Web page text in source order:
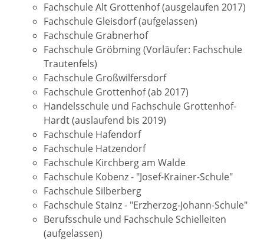
Fachschule Alt Grottenhof (ausgelaufen 2017)
Fachschule Gleisdorf (aufgelassen)
Fachschule Grabnerhof
Fachschule Gröbming (Vorläufer: Fachschule
Trautenfels)
Fachschule Großwilfersdorf
Fachschule Grottenhof (ab 2017)
Handelsschule und Fachschule Grottenhof-
Hardt (auslaufend bis 2019)
Fachschule Hafendorf
Fachschule Hatzendorf
Fachschule Kirchberg am Walde
Fachschule Kobenz - "Josef-Krainer-Schule"
Fachschule Silberberg
Fachschule Stainz - "Erzherzog-Johann-Schule"
Berufsschule und Fachschule Schielleiten
(aufgelassen)